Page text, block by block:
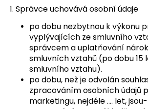
1. Správce uchovává osobní údaje
po dobu nezbytnou k výkonu
vyplývajících ze smluvního
správcem a uplatňování
smluvních vztahů (po dobu 15
smluvního vztahu).
po dobu, než je odvolán
zpracováním osobních údajů
marketingu, nejdéle …. let,